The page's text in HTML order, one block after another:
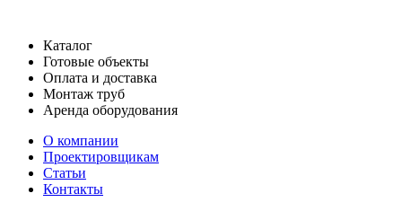
Каталог
Готовые объекты
Оплата и доставка
Монтаж труб
Аренда оборудования
О компании
Проектировщикам
Статьи
Контакты